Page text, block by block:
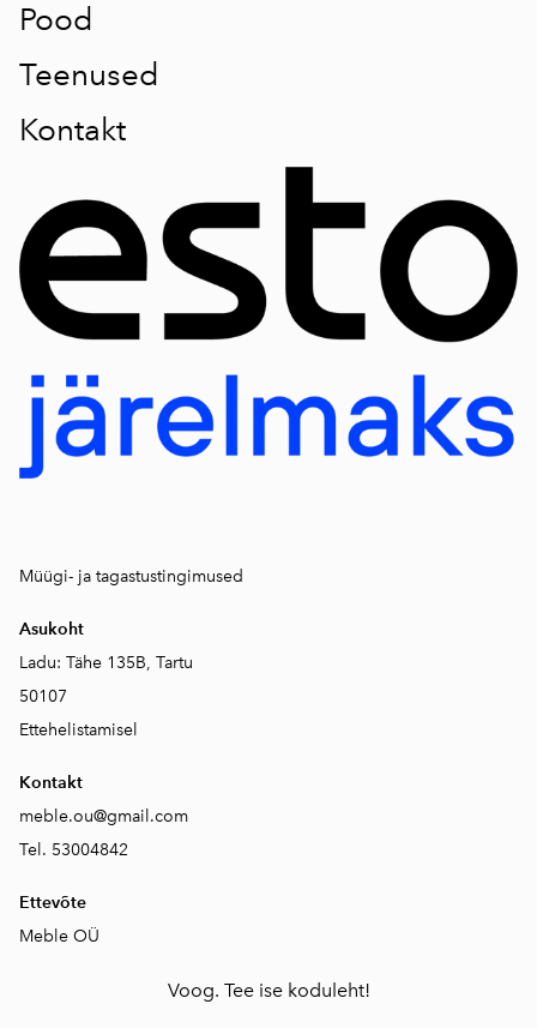
Pood
Teenused
Kontakt
Müügi- ja tagastustingimused
Asukoht
Ladu: Tähe 135B, Tartu
50107
Ettehelistamisel
Kontakt
meble.ou@gmail.com
Tel. 53004842
Ettevõte
Meble OÜ
Voog. Tee ise koduleht!